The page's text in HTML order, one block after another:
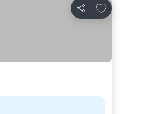
Deli
Dodati u favorite